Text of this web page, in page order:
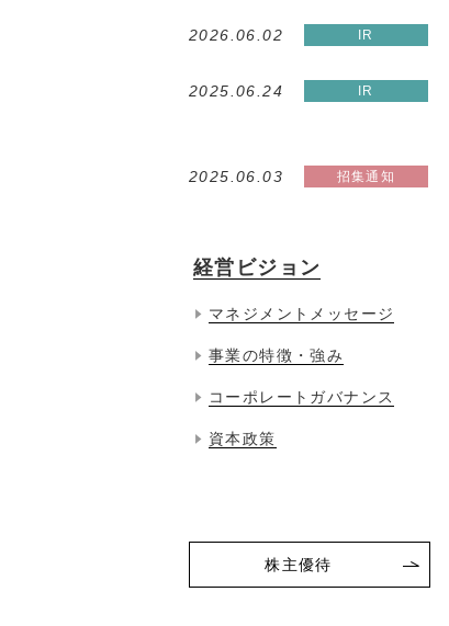
2026.06.02
2025.06.24
2025.06.03
経営ビジョン
マネジメントメッセージ
事業の特徴・強み
コーポレートガバナンス
資本政策
株主優待